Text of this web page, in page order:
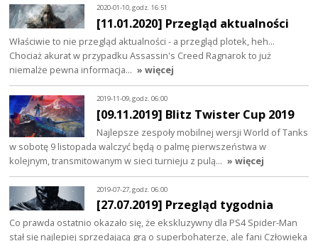
2020-01-10, godz. 16:51
[11.01.2020] Przegląd aktualności
Właściwie to nie przegląd aktualności - a przegląd plotek, heh...
Chociaż akurat w przypadku Assassin's Creed Ragnarok to już
niemalże pewna informacja… » więcej
2019-11-09, godz. 06:00
[09.11.2019] Blitz Twister Cup 2019
Najlepsze zespoły mobilnej wersji World of Tanks
w sobotę 9 listopada walczyć będą o palmę pierwszeństwa w
kolejnym, transmitowanym w sieci turnieju z pulą… » więcej
2019-07-27, godz. 06:00
[27.07.2019] Przegląd tygodnia
Co prawda ostatnio okazało się, że ekskluzywny dla PS4 Spider-Man
stał się najlepiej sprzedającą grą o superbohaterze, ale fani Człowieka